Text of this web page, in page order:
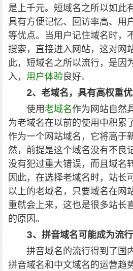
是上千元。短域名之所以如此
具有方便记忆、回访率高、用
等优点。当用户记住域名时，
搜索，直接进入网站，这对网
此，短域名之所以流行，是因
入， 用户体验良好。
2、老域名，具有高权重优
使用老域名作为网站自然
为老域名在以前的使用中积累
作为一个网站域名，它将高于
然，前提是这个域名没有不良
没有犯过重大错误，而且域名
因此，在选择老域名时，站长
以上的老域名，只要域名在网
重就会上来，这也是很多站长
的原因。
3、拼音域名可能成为流行
拼音域名的流行得到了国
拼音域名和中文域名的运营趋